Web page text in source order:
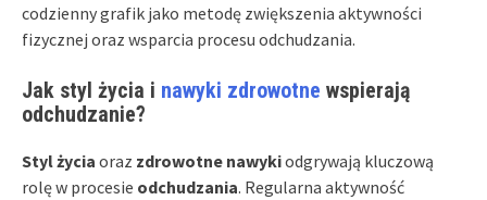
codzienny grafik jako metodę zwiększenia aktywności
fizycznej oraz wsparcia procesu odchudzania.
Jak styl życia i nawyki zdrowotne wspierają
odchudzanie?
Styl życia oraz zdrowotne nawykiodgrywają kluczową
rolę w procesie odchudzania. Regularna aktywność